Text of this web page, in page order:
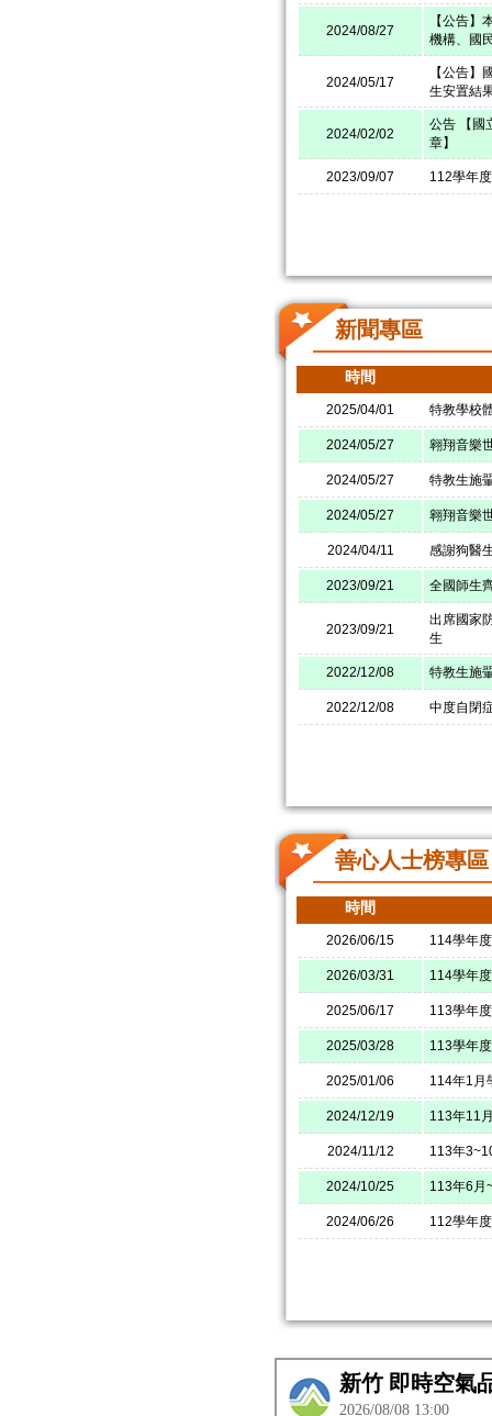
2024/08/27
【公告
機構、國
2024/05/17
【公告
生安置結
2024/02/02
公告 【國
章】
2023/09/07 112學年
新聞專區
時間
2025/04/01 特教學校
2024/05/27 翱翔音樂
2024/05/27 特教生施
2024/05/27 翱翔音樂
2024/04/11 感謝狗醫
2023/09/21 全國師生
2023/09/21
出席國家
生
2022/12/08 特教生施
2022/12/08 中度自閉
善心人士榜專區
時間
2026/06/15 114學年
2026/03/31 114學年
2025/06/17 113學年
2025/03/28 113學年
2025/01/06 114年1月
2024/12/19 113年11
2024/11/12 113年
2024/10/25 113年6月
2024/06/26 112學年